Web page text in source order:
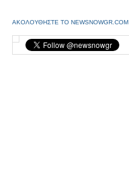
ΑΚΟΛΟΥΘΗΣΤΕ ΤΟ NEWSNOWGR.COM